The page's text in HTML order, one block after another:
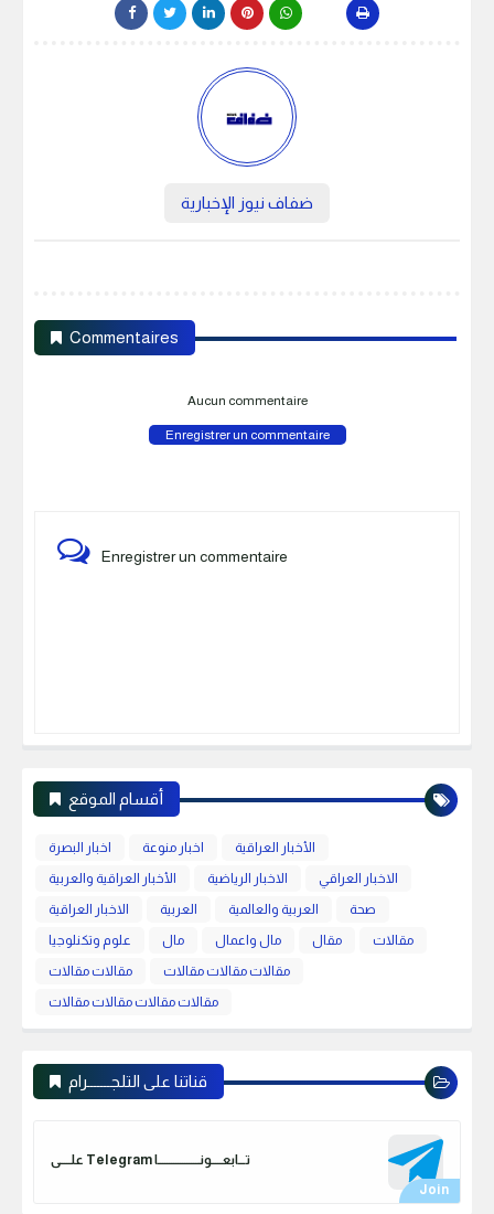
ضفاف نيوز الإخبارية
Commentaires
Aucun commentaire
Enregistrer un commentaire
Enregistrer un commentaire
أقسام الموقع
اخبار البصرة اخبار منوعة
الأخبار العراقية
الأخبار العراقية والعربية
الاخبار الرياضية
الاخبار العراقي
الاخبار العراقية
العربية العربية والعالمية
صحة
علوم وتكنلوجيا
مال مال واعمال مقال
مقالات
مقالات مقالات
مقالات مقالات مقالات
مقالات مقالات مقالات مقالات
قناتنا على التلجـــــــرام
علـــــى Telegram تـــابعـــــونـــــــــــــــــــا